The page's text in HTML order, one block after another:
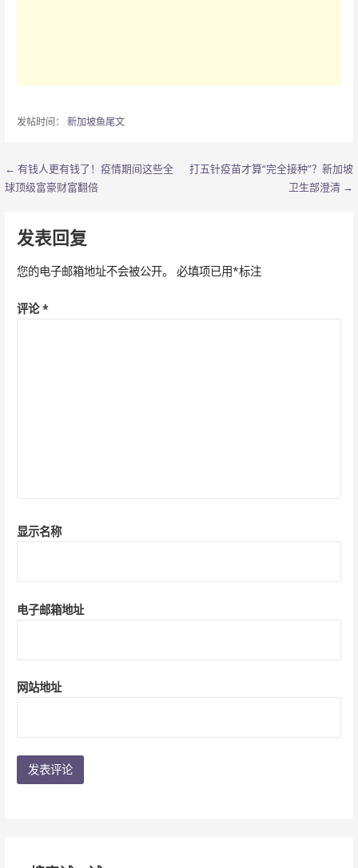
发帖时间： 新加坡鱼尾文
文
导
航
← 有钱人更有钱了！疫情期间这些全
球顶级富豪财富翻倍
打五针疫苗才算“完全接种”？新加坡
卫生部澄清 →
发表回复
您的电子邮箱地址不会被公开。 必填项已用*标注
评论*
显示名称
电子邮箱地址
网站地址